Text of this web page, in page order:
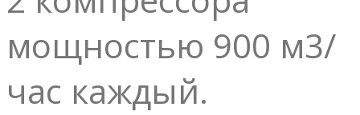
мощностью 900 м3/
час каждый.